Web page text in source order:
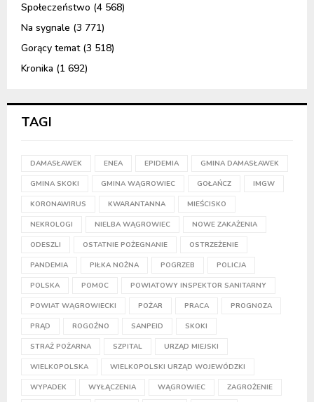
Społeczeństwo (4 568)
Na sygnale (3 771)
Gorący temat(3 518)
Kronika (1 692)
TAGI
DAMASŁAWEK ENEA EPIDEMIA GMINA DAMASŁAWEK
GMINA SKOKI GMINA WĄGROWIEC GOŁAŃCZ IMGW
KORONAWIRUS KWARANTANNA MIEŚCISKO
NEKROLOGI NIELBA WĄGROWIEC NOWE ZAKAŻENIA
ODESZLI OSTATNIE POŻEGNANIE OSTRZEŻENIE
PANDEMIA PIŁKA NOŻNA POGRZEB POLICJA
POLSKA POMOC POWIATOWY INSPEKTOR SANITARNY
POWIAT WĄGROWIECKI POŻAR PRACA PROGNOZA
PRĄD ROGOŹNO SANPEID SKOKI
STRAŻ POŻARNA SZPITAL URZĄD MIEJSKI
WIELKOPOLSKA WIELKOPOLSKI URZĄD WOJEWÓDZKI
WYPADEK WYŁĄCZENIA WĄGROWIEC ZAGROŻENIE